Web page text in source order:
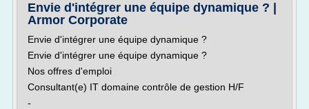
Envie d'intégrer une équipe dynamique ? |
Armor Corporate
Envie d'intégrer une équipe dynamique ?
Envie d'intégrer une équipe dynamique ?
Nos offres d'emploi
Consultant(e) IT domaine contrôle de gestion H/F
-